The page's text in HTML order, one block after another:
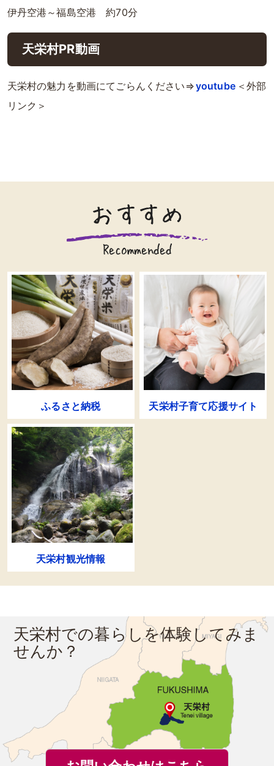
伊丹空港～福島空港 約70分
天栄村PR動画
天栄村の魅力を動画にてごらんください⇒youtube ＜外部
リンク＞
ふるさと納税 天栄村子育て応援サイト
天栄村観光情報
天栄村での暮らしを体験してみま
せんか？